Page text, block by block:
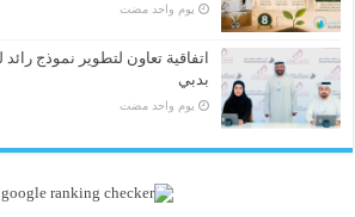
‏يوم واحد مضت
اتفاقية تعاون لتطوير نموذج
بدبي
‏يوم واحد مضت